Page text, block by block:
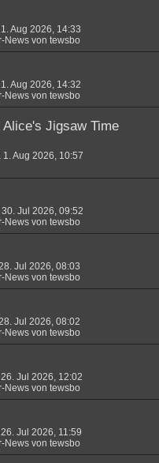
Aug 2026, 14:33
News von tewsbo
Aug 2026, 14:32
News von tewsbo
Jigsaw Time
1. Aug 2026, 10:57
30. Jul 2026, 09:52
News von tewsbo
Jul 2026, 08:03
News von tewsbo
Jul 2026, 08:02
News von tewsbo
Jul 2026, 12:02
News von tewsbo
Jul 2026, 11:59
News von tewsbo